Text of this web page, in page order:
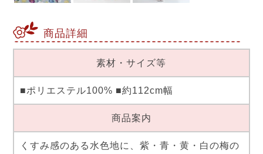
商品詳細
素材・サイズ等
■ポリエステル100% ■約112cm幅
商品案内
くすみ感のある水色地に、紫・青・黄・白の梅の